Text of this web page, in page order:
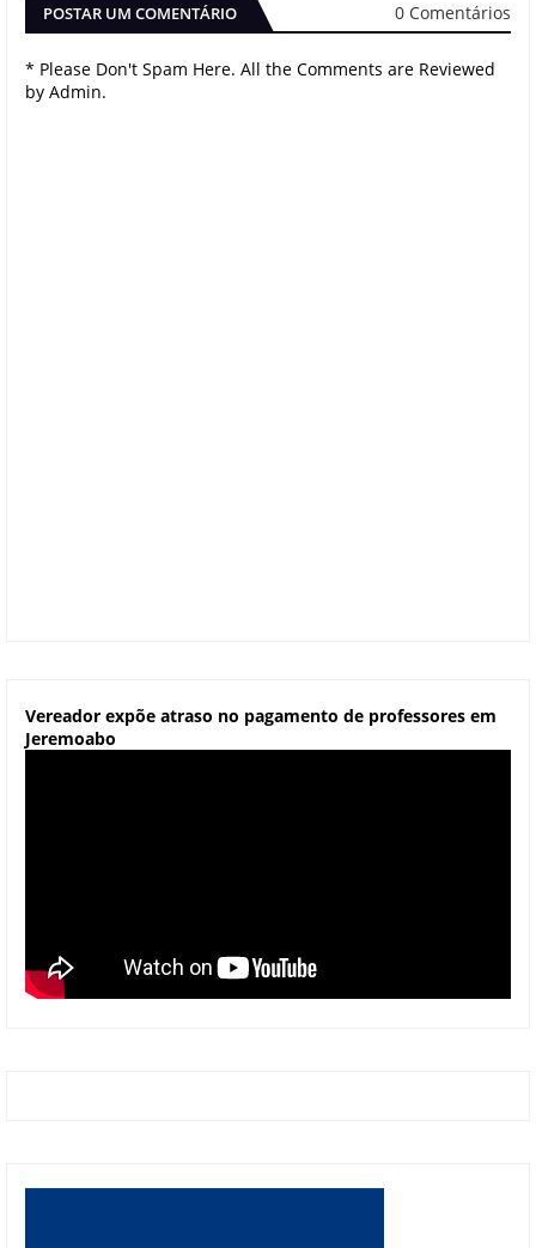
POSTAR UM COMENTÁRIO 0 Comentários
* Please Don't Spam Here. All the Comments are Reviewed
by Admin.
Vereador expõe atraso no pagamento de professores em
Jeremoabo